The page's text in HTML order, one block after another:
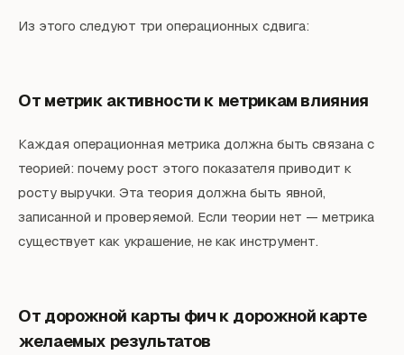
Из этого следуют три операционных сдвига:
От метрик активности к метрикам влияния
Каждая операционная метрика должна быть связана с
теорией: почему рост этого показателя приводит к
росту выручки. Эта теория должна быть явной,
записанной и проверяемой. Если теории нет — метрика
существует как украшение, не как инструмент.
От дорожной карты фич к дорожной карте
желаемых результатов